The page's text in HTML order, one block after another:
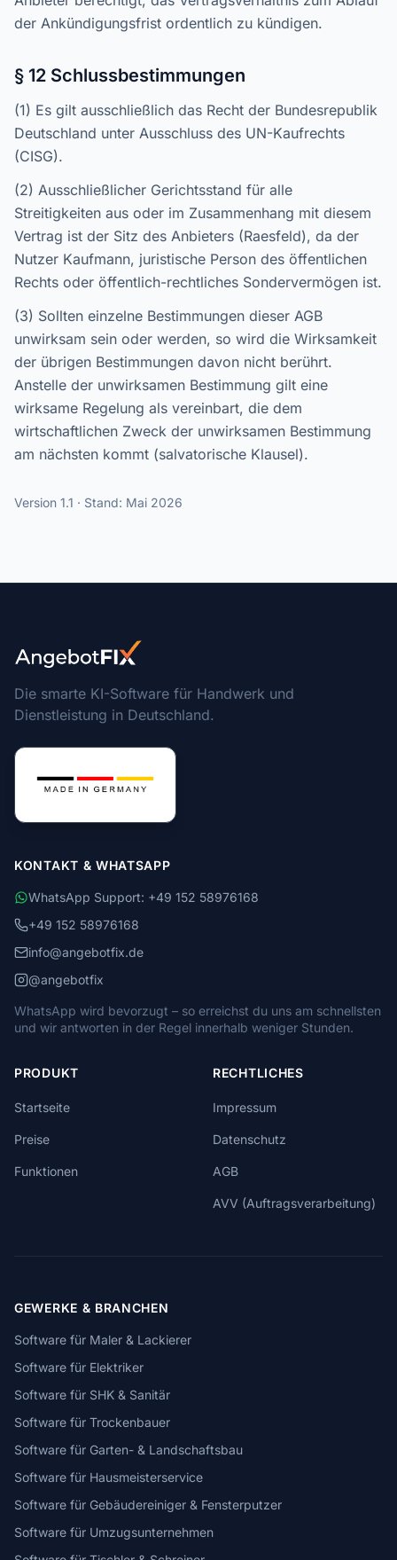
der Ankündigungsfrist ordentlich zu kündigen.
§ 12 Schlussbestimmungen
(1) Es gilt ausschließlich das Recht der Bundesrepublik
Deutschland unter Ausschluss des UN-Kaufrechts
(CISG).
(2) Ausschließlicher Gerichtsstand für alle
Streitigkeiten aus oder im Zusammenhang mit diesem
Vertrag ist der Sitz des Anbieters (Raesfeld), da der
Nutzer Kaufmann, juristische Person des öffentlichen
Rechts oder öffentlich-rechtliches Sondervermögen ist.
(3) Sollten einzelne Bestimmungen dieser AGB
unwirksam sein oder werden, so wird die Wirksamkeit
der übrigen Bestimmungen davon nicht berührt.
Anstelle der unwirksamen Bestimmung gilt eine
wirksame Regelung als vereinbart, die dem
wirtschaftlichen Zweck der unwirksamen Bestimmung
am nächsten kommt (salvatorische Klausel).
Version 1.1 · Stand: Mai 2026
Die smarte KI-Software für Handwerk und
Dienstleistung in Deutschland.
KONTAKT & WHATSAPP
WhatsApp Support: +49 152 58976168
+49 152 58976168
info@angebotfix.de
@angebotfix
WhatsApp wird bevorzugt – so erreichst du uns am schnellsten
und wir antworten in der Regel innerhalb weniger Stunden.
PRODUKT
Startseite
Preise
Funktionen
RECHTLICHES
Impressum
Datenschutz
AGB
AVV (Auftragsverarbeitung)
GEWERKE & BRANCHEN
Software für Maler & Lackierer
Software für Elektriker
Software für SHK & Sanitär
Software für Trockenbauer
Software für Garten- & Landschaftsbau
Software für Hausmeisterservice
Software für Gebäudereiniger & Fensterputzer
Software für Umzugsunternehmen